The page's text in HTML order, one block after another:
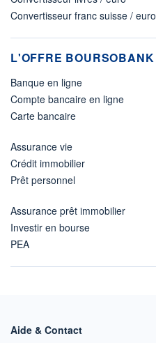
Convertisseur franc suisse / euro
L'OFFRE BOURSOBANK
Banque en ligne
Compte bancaire en ligne
Carte bancaire
Assurance vie
Crédit immobilier
Prêt personnel
Assurance prêt immobilier
Investir en bourse
PEA
Aide & Contact